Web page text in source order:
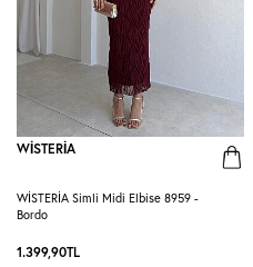
WİSTERİA
WİSTERİA Simli Midi Elbise 8959 -
Bordo
1.399,90TL